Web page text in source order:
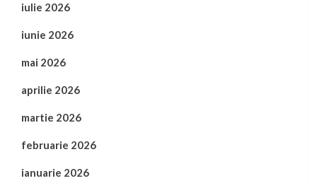
iulie 2026
iunie 2026
mai 2026
aprilie 2026
martie 2026
februarie 2026
ianuarie 2026